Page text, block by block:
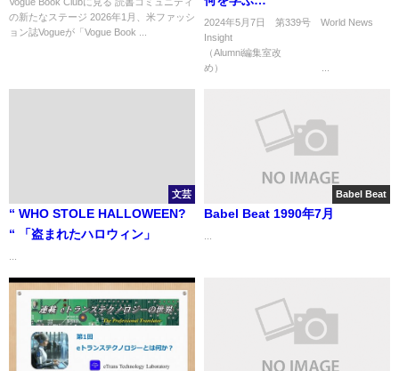
の新たなステージ 2026年1月、米ファッシ
ョン誌Vogueが「Vogue Book ...
か
2024年5月7日 第339号 World News
Insight
（Alumni編集室改
め） ...
文芸
“ WHO STOLE HALLOWEEN?
“ 「盗まれたハロウィン」
Babel Beat
Babel Beat 1990年7月